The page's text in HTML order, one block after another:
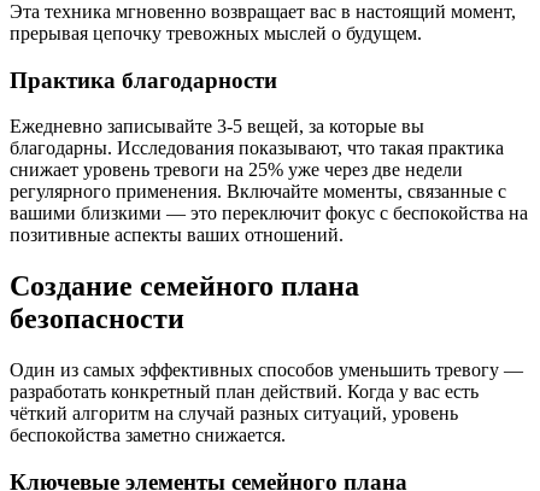
Эта техника мгновенно возвращает вас в настоящий момент,
прерывая цепочку тревожных мыслей о будущем.
Практика благодарности
Ежедневно записывайте 3-5 вещей, за которые вы
благодарны. Исследования показывают, что такая практика
снижает уровень тревоги на 25% уже через две недели
регулярного применения. Включайте моменты, связанные с
вашими близкими — это переключит фокус с беспокойства на
позитивные аспекты ваших отношений.
Создание семейного плана
безопасности
Один из самых эффективных способов уменьшить тревогу —
разработать конкретный план действий. Когда у вас есть
чёткий алгоритм на случай разных ситуаций, уровень
беспокойства заметно снижается.
Ключевые элементы семейного плана